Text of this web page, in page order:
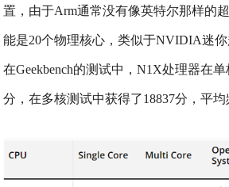
置，由于Arm通常没有像英特尔那样的
能是20个物理核心，类似于NVIDIA迷你
在Geekbench的测试中，N1X处理器在
分，在多核测试中获得了18837分，平均